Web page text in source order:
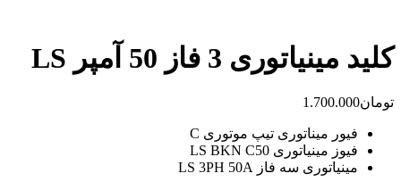
کلید مینیاتوری 3 فاز 50 آمپر LS
تومان1.700.000
فیور میناتوری تیپ موتوری C
فیوز مینیاتوری LS BKN C50
مینیاتوری سه فاز LS 3PH 50A